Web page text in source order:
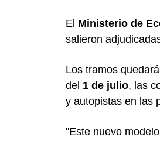
El Ministerio de
salieron
Los tramos
del 1 de julio, las
y autopistas en las
"Este nuevo